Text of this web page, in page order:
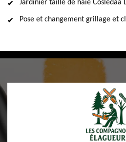
Jardinier taille de haie Cosledaa
Pose et changement grillage et